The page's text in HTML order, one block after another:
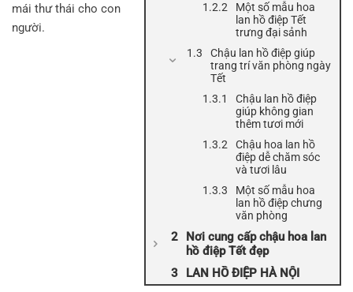
Một số mẫu hoa
lan hồ điệp Tết
trưng đại sảnh
Chậu lan hồ điệp giúp
trang trí văn phòng ngày
Tết
Chậu lan hồ điệp
giúp không gian
thêm tươi mới
Chậu hoa lan hồ
điệp dễ chăm sóc
và tươi lâu
Một số mẫu hoa
lan hồ điệp chưng
văn phòng
Nơi cung cấp chậu hoa lan
hồ điệp Tết đẹp
LAN HỒ ĐIỆP HÀ NỘI
mái thư thái cho con
người.